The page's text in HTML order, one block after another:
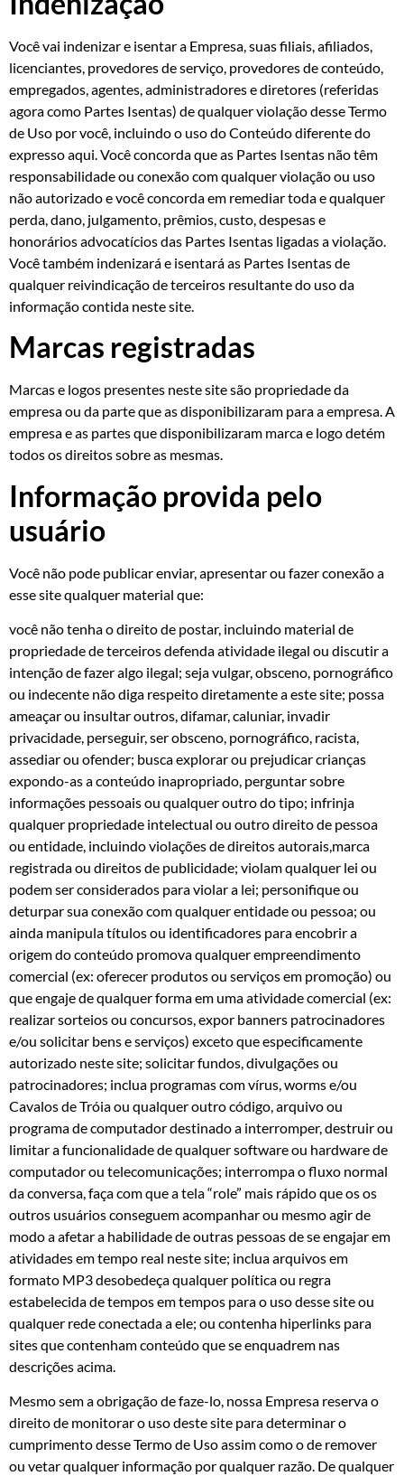
Você vai indenizar e isentar a Empresa, suas filiais, afiliados,
licenciantes, provedores de serviço, provedores de conteúdo,
empregados, agentes, administradores e diretores (referidas
agora como Partes Isentas) de qualquer violação desse Termo
de Uso por você, incluindo o uso do Conteúdo diferente do
expresso aqui. Você concorda que as Partes Isentas não têm
responsabilidade ou conexão com qualquer violação ou uso
não autorizado e você concorda em remediar toda e qualquer
perda, dano, julgamento, prêmios, custo, despesas e
honorários advocatícios das Partes Isentas ligadas a violação.
Você também indenizará e isentará as Partes Isentas de
qualquer reivindicação de terceiros resultante do uso da
informação contida neste site.
Marcas registradas
Marcas e logos presentes neste site são propriedade da
empresa ou da parte que as disponibilizaram para a empresa. A
empresa e as partes que disponibilizaram marca e logo detém
todos os direitos sobre as mesmas.
Informação provida pelo
usuário
Você não pode publicar enviar, apresentar ou fazer conexão a
esse site qualquer material que:
você não tenha o direito de postar, incluindo material de
propriedade de terceiros defenda atividade ilegal ou discutir a
intenção de fazer algo ilegal; seja vulgar, obsceno, pornográfico
ou indecente não diga respeito diretamente a este site; possa
ameaçar ou insultar outros, difamar, caluniar, invadir
privacidade, perseguir, ser obsceno, pornográfico, racista,
assediar ou ofender; busca explorar ou prejudicar crianças
expondo-as a conteúdo inapropriado, perguntar sobre
informações pessoais ou qualquer outro do tipo; infrinja
qualquer propriedade intelectual ou outro direito de pessoa
ou entidade, incluindo violações de direitos autorais,marca
registrada ou direitos de publicidade; violam qualquer lei ou
podem ser considerados para violar a lei; personifique ou
deturpar sua conexão com qualquer entidade ou pessoa; ou
ainda manipula títulos ou identificadores para encobrir a
origem do conteúdo promova qualquer empreendimento
comercial (ex: oferecer produtos ou serviços em promoção) ou
que engaje de qualquer forma em uma atividade comercial (ex:
realizar sorteios ou concursos, expor banners patrocinadores
e/ou solicitar bens e serviços) exceto que especificamente
autorizado neste site; solicitar fundos, divulgações ou
patrocinadores; inclua programas com vírus, worms e/ou
Cavalos de Tróia ou qualquer outro código, arquivo ou
programa de computador destinado a interromper, destruir ou
limitar a funcionalidade de qualquer software ou hardware de
computador ou telecomunicações; interrompa o fluxo normal
da conversa, faça com que a tela “role” mais rápido que os os
outros usuários conseguem acompanhar ou mesmo agir de
modo a afetar a habilidade de outras pessoas de se engajar em
atividades em tempo real neste site; inclua arquivos em
formato MP3 desobedeça qualquer política ou regra
estabelecida de tempos em tempos para o uso desse site ou
qualquer rede conectada a ele; ou contenha hiperlinks para
sites que contenham conteúdo que se enquadrem nas
descrições acima.
Mesmo sem a obrigação de faze-lo, nossa Empresa reserva o
direito de monitorar o uso deste site para determinar o
cumprimento desse Termo de Uso assim como o de remover
ou vetar qualquer informação por qualquer razão. De qualquer